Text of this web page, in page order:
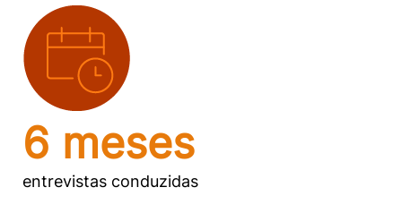
6 meses
entrevistas conduzidas